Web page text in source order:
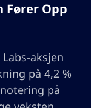
Fører Opp
aksjen
på 4,2 %
på